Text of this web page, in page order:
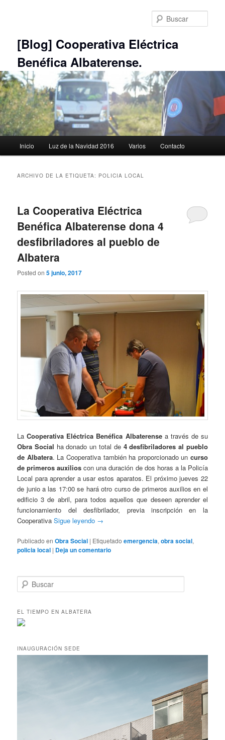
[Blog] Cooperativa Eléctrica
Benéfica Albaterense.
principal
Inicio Luz de la Navidad 2016 Varios Contacto
ARCHIVO DE LA ETIQUETA: POLICIA LOCAL
La Cooperativa Eléctrica
Benéfica Albaterense dona 4
desfibriladores al pueblo de
Albatera
Posted on5 junio, 2017
LaCooperativa Eléctrica Benéfica Albaterensea través de su
Obra Social ha donado un total de 4 desfibriladores al pueblo
de Albatera. La Cooperativa también ha proporcionado un curso
de primeros auxilios con una duración de dos horas a la Policía
Local para aprender a usar estos aparatos. El próximo jueves 22
de junio a las 17:00 se hará otro curso de primeros auxilios en el
edificio 3 de abril, para todos aquellos que deseen aprender el
funcionamiento del desfibrilador, previa inscripción en la
CooperativaSigue leyendo →
Publicado en Obra Social | Etiquetado emergencia,obra social,
policia local | Deja un comentario
u
c
a
r
EL TIEMPO EN ALBATERA
INAUGURACIÓN SEDE